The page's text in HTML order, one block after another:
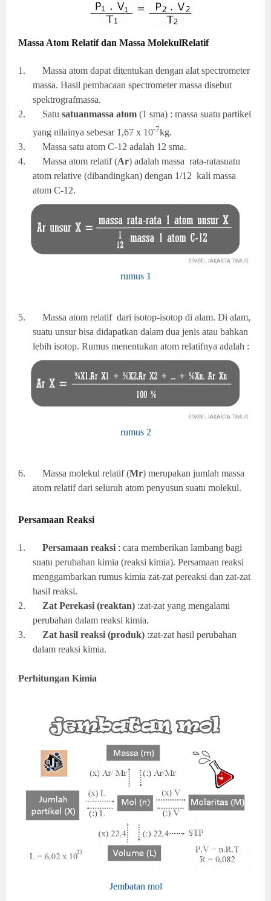
Massa Atom Relatif dan Massa MolekulRelatif
1.
Massa atom dapat ditentukan dengan alat spectrometer
massa. Hasil pembacaan spectrometer massa disebut
spektrografmassa.
2.
Satu satuanmassa atom (1 sma) : massa suatu partikel
yang nilainya sebesar 1,67 x 10-7kg.
3.
Massa satu atom C-12 adalah 12 sma.
4.
Massa atom relatif (Ar) adalah massa rata-ratasuatu
atom relative (dibandingkan) dengan 1/12 kali massa
atom C-12.
rumus 1
5.
Massa atom relatif dari isotop-isotop di alam. Di alam,
suatu unsur bisa didapatkan dalam dua jenis atau bahkan
lebih isotop. Rumus menentukan atom relatifnya adalah :
rumus 2
6. Massa molekul relatif (Mr) merupakan jumlah massa
atom relatif dari seluruh atom penyusun suatu molekul.
Persamaan Reaksi
1. Persamaan reaksi : cara memberikan lambang bagi
suatu perubahan kimia (reaksi kimia). Persamaan reaksi
menggambarkan rumus kimia zat-zat pereaksi dan zat-zat
hasil reaksi.
2.
Zat Perekasi (reaktan) :zat-zat yang mengalami
perubahan dalam reaksi kimia.
3.
Zat hasil reaksi (produk) :zat-zat hasil perubahan
dalam reaksi kimia.
Perhitungan Kimia
Jembatan mol